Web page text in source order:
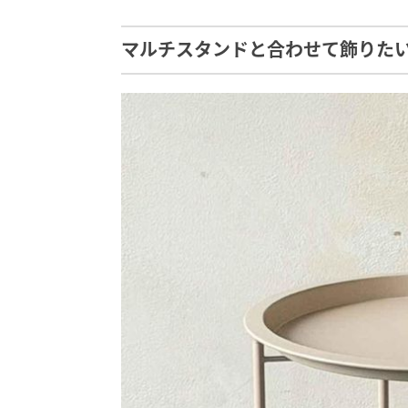
マルチスタンドと合わせて飾りた